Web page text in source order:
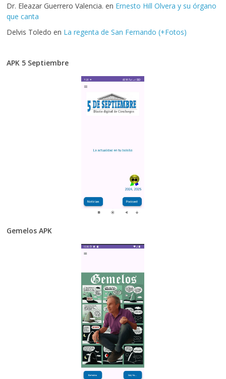
Dr. Eleazar Guerrero Valencia. en Ernesto Hill Olvera y su órgano
que canta
Delvis Toledo en La regenta de San Fernando (+Fotos)
APK 5 Septiembre
Gemelos APK